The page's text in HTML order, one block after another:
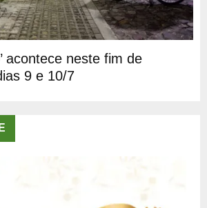
acontece neste fim de
9 e 10/7